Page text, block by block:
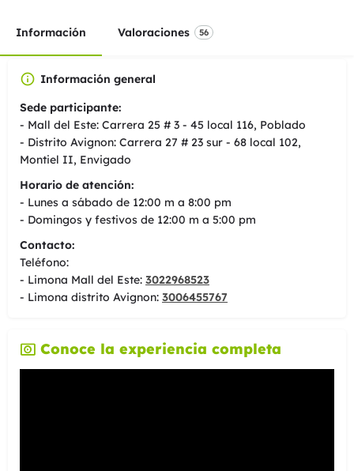
Información Valoraciones 56
Información general
Sede participante:
- Mall del Este: Carrera 25 # 3 - 45 local 116, Poblado
- Distrito Avignon: Carrera 27 # 23 sur - 68 local 102,
Montiel II, Envigado
Horario de atención:
- Lunes a sábado de 12:00 m a 8:00 pm
- Domingos y festivos de 12:00 m a 5:00 pm
Contacto:
Teléfono:
- Limona Mall del Este: 3022968523
- Limona distrito Avignon: 3006455767
Conoce la experiencia completa